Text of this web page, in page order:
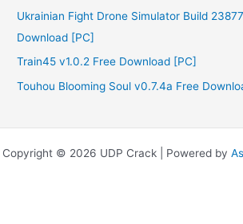
Ukrainian Fight Drone Simulator Build
Download [PC]
Train45 v1.0.2 Free Download [PC]
Touhou Blooming Soul v0.7.4a Free
Copyright © 2026 UDP Crack | Powered by